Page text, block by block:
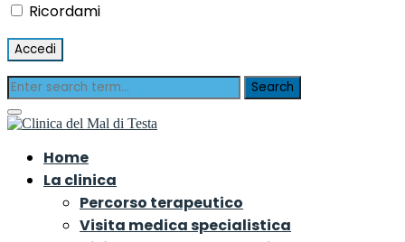
Ricordami
Home
La clinica
Percorso terapeutico
Visita medica specialistica